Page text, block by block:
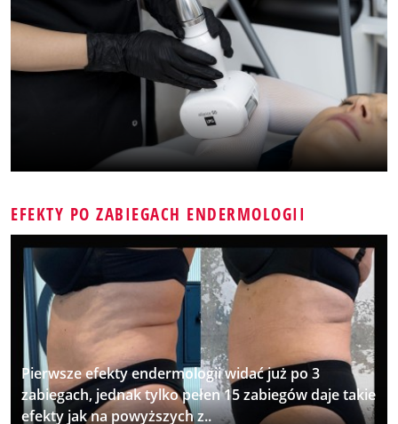
EFEKTY PO ZABIEGACH ENDERMOLOGII
Pierwsze efekty endermologii widać już po 3
zabiegach, jednak tylko pełen 15 zabiegów daje takie
efekty jak na powyższych z..